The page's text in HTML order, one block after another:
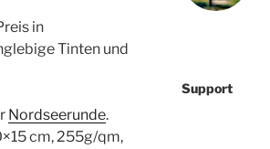
in
Tinten und
Nordseerunde.
cm, 255g/qm,
Support